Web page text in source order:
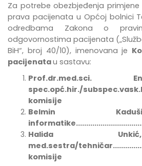
Za potrebe obezbjeđenja primjene
prava pacijenata u Općoj bolnici
odredbama Zakona o
odgovornostima pacijenata
BiH“, broj 40/10), imenovana je
pacijenatau sastavu:
Prof.dr.med.sci.
spec.opć.hir./
komisije
Belmin
Halida
med.sestra/
komisije